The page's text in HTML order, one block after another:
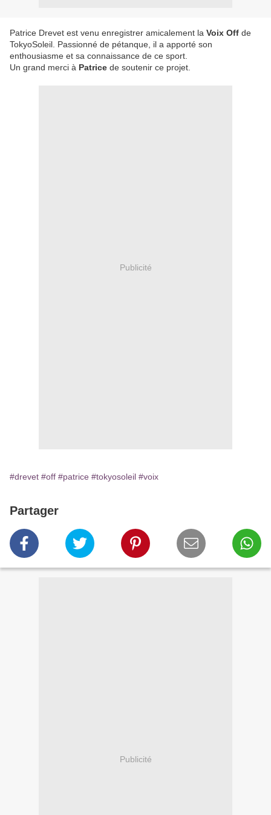
Patrice Drevet est venu enregistrer amicalement la Voix Off de
TokyoSoleil. Passionné de pétanque, il a apporté son
enthousiasme et sa connaissance de ce sport.
Un grand merci à Patrice de soutenir ce projet.
Publicité
#drevet #off #patrice #tokyosoleil #voix
Partager
Publicité